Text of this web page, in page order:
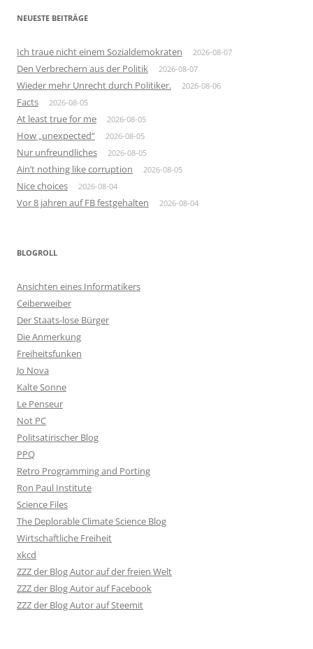
NEUESTE BEITRÄGE
Ich traue nicht einem Sozialdemokraten 2026-08-07
Den Verbrechern aus der Politik 2026-08-07
Wieder mehr Unrecht durch Politiker. 2026-08-06
Facts 2026-08-05
At least true for me 2026-08-05
How „unexpected“ 2026-08-05
Nur unfreundliches 2026-08-05
Ain’t nothing like corruption 2026-08-05
Nice choices 2026-08-04
Vor 8 jahren auf FB festgehalten 2026-08-04
BLOGROLL
Ansichten eines Informatikers
Ceiberweiber
Der Staats-lose Bürger
Die Anmerkung
Freiheitsfunken
Jo Nova
Kalte Sonne
Le Penseur
Not PC
Politsatirischer Blog
PPQ
Retro Programming and Porting
Ron Paul Institute
Science Files
The Deplorable Climate Science Blog
Wirtschaftliche Freiheit
xkcd
ZZZ der Blog Autor auf der freien Welt
ZZZ der Blog Autor auf Facebook
ZZZ der Blog Autor auf Steemit